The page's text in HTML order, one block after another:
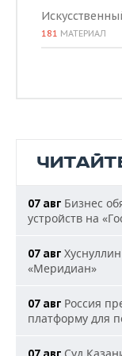
181 МАТЕРИАЛ
07 авг Бизнес
устройств на
07 авг
«Меридиан»
07 авг Россия
платформу для